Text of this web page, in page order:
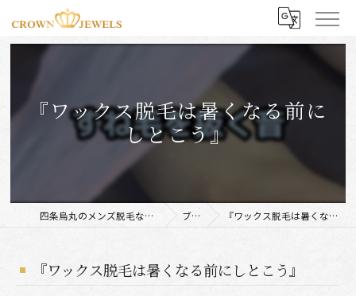
『ワックス脱毛は暑くなる前に
しとこう』
四条烏丸のメンズ脱毛ならCROWN JEWELS ブログ 『ワックス脱毛は暑くなる前にしとこう』
『ワックス脱毛は暑くなる前にしとこう』